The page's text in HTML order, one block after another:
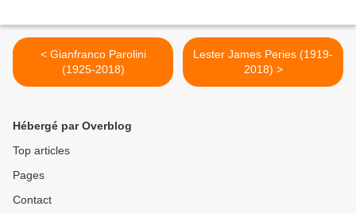
< Gianfranco Parolini
(1925-2018)
Lester James Peries (1919-
2018) >
Hébergé par Overblog
Top articles
Pages
Contact